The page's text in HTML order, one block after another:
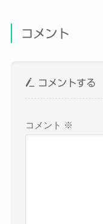
コメント
コメントする
コメント ※